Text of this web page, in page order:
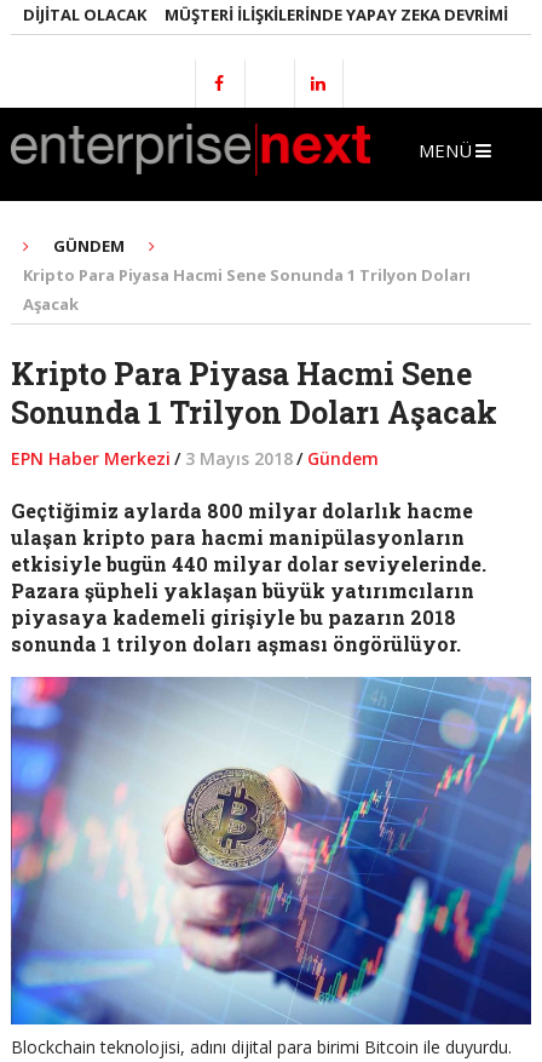
OLACAK MÜŞTERI İLIŞKILERINDE YAPAY ZEKA DEVRIMI
MENÜ
GÜNDEM
Kripto Para Piyasa Hacmi Sene Sonunda 1 Trilyon Doları
Aşacak
Kripto Para Piyasa Hacmi Sene
Sonunda 1 Trilyon Doları Aşacak
EPN Haber Merkezi / 3 Mayıs 2018/ Gündem
Geçtiğimiz aylarda 800 milyar dolarlık hacme
ulaşan kripto para hacmi manipülasyonların
etkisiyle bugün 440 milyar dolar seviyelerinde.
Pazara şüpheli yaklaşan büyük yatırımcıların
piyasaya kademeli girişiyle bu pazarın 2018
sonunda 1 trilyon doları aşması öngörülüyor.
Blockchain teknolojisi, adını dijital para birimi Bitcoin ile duyurdu.